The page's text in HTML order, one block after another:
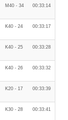
M40 - 34 00:33:14
K40 - 24 00:33:17
K40 - 25 00:33:28
K40 - 26 00:33:32
K20 - 17 00:33:39
K30 - 28 00:33:41